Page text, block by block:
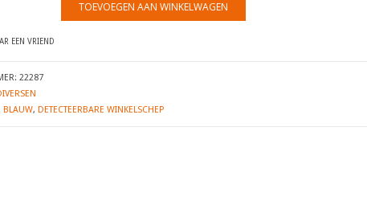
TOEVOEGEN AAN WINKELWAGEN
EEN VRIEND
22287
BLAUW, DETECTEERBARE WINKELSCHEP